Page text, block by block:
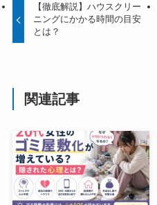
【徹底解説】ハウスクリー
ニングにかかる時間の目安
とは？
関連記事